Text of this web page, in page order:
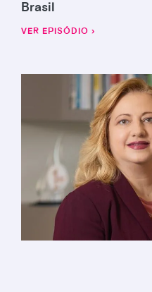
Brasil
VER EPISÓDIO ›